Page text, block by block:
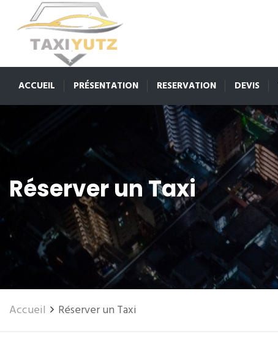
ACCUEIL PRÉSENTATION RESERVATION DEVIS
Réserver un Taxi
Accueil Réserver un Taxi